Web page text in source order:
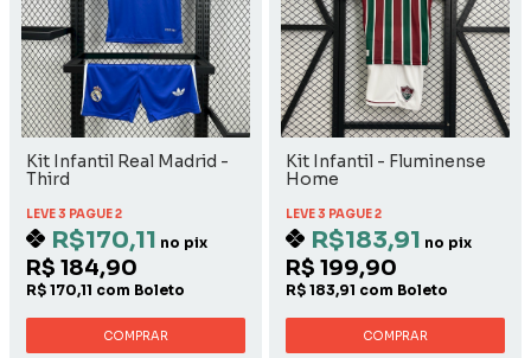
Kit Infantil Real Madrid -
Third
LEVE 3 PAGUE 2
R$170,11 no pix
R$ 184,90
R$ 170,11 com Boleto
COMPRAR
Kit Infantil - Fluminense
Home
LEVE 3 PAGUE 2
R$183,91 no pix
R$ 199,90
R$ 183,91 com Boleto
COMPRAR